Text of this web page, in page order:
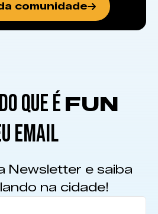
comunidade
QUE É FUN
EMAIL
Newsletter e saiba
na cidade!